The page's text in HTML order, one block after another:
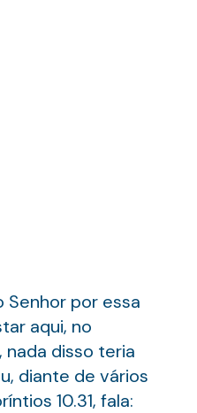
Senhor por essa
aqui, no
nada disso teria
diante de vários
10.31, fala: